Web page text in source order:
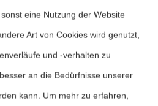
eine Nutzung der Website
Art von Cookies wird genutzt,
und -verhalten zu
an die Bedürfnisse unserer
kann. Um mehr zu erfahren,